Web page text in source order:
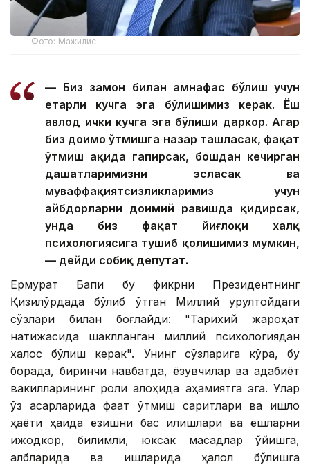
Фото: Мажилис
— Биз замон билан ҳамнафас бўлиш учун
етарли кучга эга бўлишимиз керак. Ёш
авлод ички кучга эга бўлиши даркор. Агар
биз доимо ўтмишга назар ташласак, фақат
ўтмиш ҳақида гапирсак, бошдан кечирган
даҳшатларимизни эсласак ва
муваффақиятсизликларимиз учун
айбдорларни доимий равишда қидирсак,
унда биз фақат йиғлоқи халқ
психологиясига тушиб қолишимиз мумкин,
— дейди собиқ депутат.
Ермурат Бапи бу фикрни Президентнинг
Қизилўрдада бўлиб ўтган Миллий қурултойдаги
сўзлари билан боғлайди: "Тарихий жароҳат
натижасида шаклланган миллий психологиядан
халос бўлиш керак". Унинг сўзларига кўра, бу
борада, биринчи навбатда, ёзувчилар ва адабиёт
вакилларининг роли алоҳида аҳамиятга эга. Улар
ўз асарларида фақат ўтмиш сарқитлари ва қишлоқ
ҳаёти ҳақида ёзишни бас қилишлари ва ёшларни
ижодкор, билимли, юксак мақсадлар қўйишга,
қалбларида ва ишларида ҳалол бўлишга